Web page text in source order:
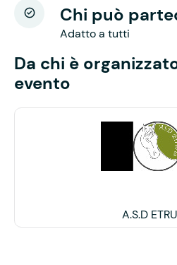
Chi può
Adatto a tutti
Da chi è
evento
A.S.D